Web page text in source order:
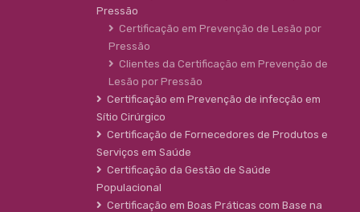
Pressão
Certificação em Prevenção de Lesão por
Pressão
Clientes da Certificação em Prevenção de
Lesão por Pressão
Certificação em Prevenção de infecção em
Sítio Cirúrgico
Certificação de Fornecedores de Produtos e
Serviços em Saúde
Certificação da Gestão de Saúde
Populacional
Certificação em Boas Práticas com Base na